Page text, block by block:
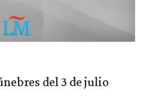
del 3 de julio